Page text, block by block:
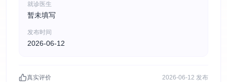
就诊医生
暂未填写
发布时间
2026-06-12
真实评价 2026-06-12 发布